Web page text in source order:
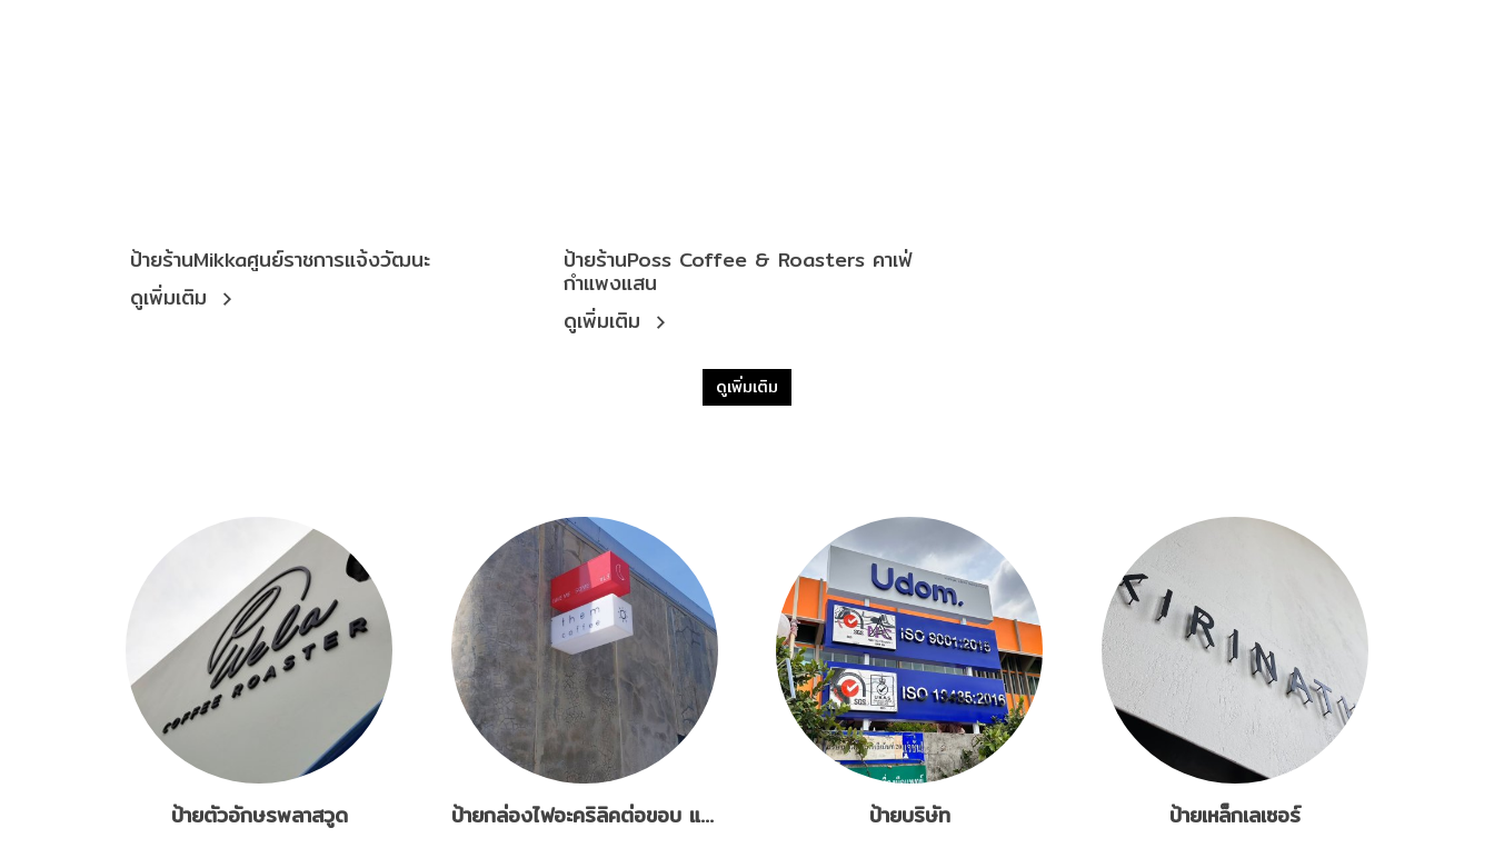
ป้ายร้านMikkaศูนย์ราชการแจ้งวัฒนะ
ดูเพิ่มเติม
ป้ายร้านPoss Coffee & Roasters คาเฟ่
กำแพงแสน
ดูเพิ่มเติม
ดูเพิ่มเติม
ป้ายตัวอักษรพลาสวูด ป้ายกล่องไฟอะคริลิคต่อขอบ แสงออก5ด้าน ป้ายบริษัท ป้ายเหล็กเลเซอร์